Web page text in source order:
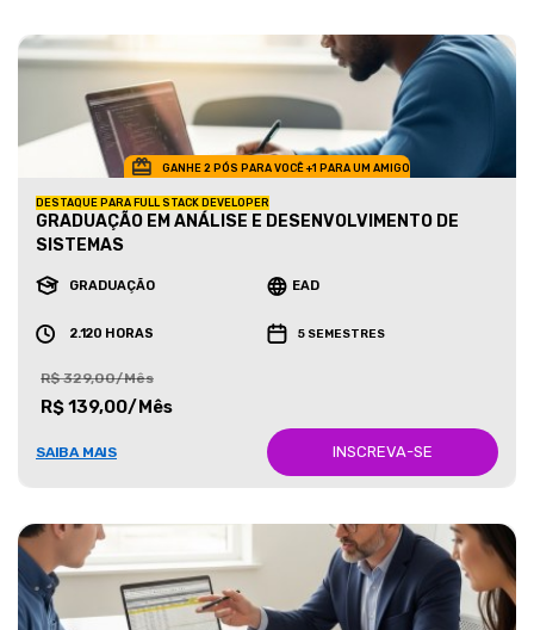
GANHE 2 PÓS PARA VOCÊ +1 PARA UM AMIGO
DESTAQUE PARA FULL STACK DEVELOPER
GRADUAÇÃO EM ANÁLISE E DESENVOLVIMENTO DE
SISTEMAS
GRADUAÇÃO EAD
2.120 HORAS 5 SEMESTRES
R$ 329,00/Mês
R$ 139,00/Mês
SAIBA MAIS INSCREVA-SE